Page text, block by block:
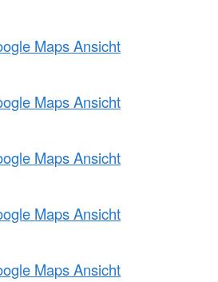
Maps Ansicht
Maps Ansicht
Maps Ansicht
Maps Ansicht
Maps Ansicht